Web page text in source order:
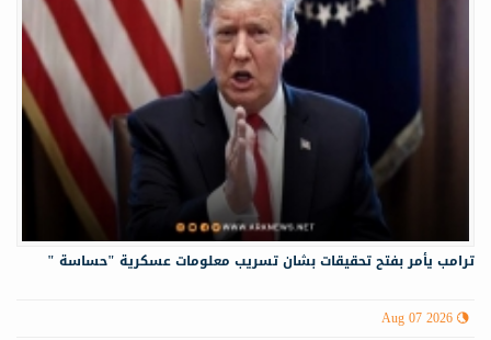
ترامب يأمر بفتح تحقيقات بشان تسريب معلومات عسكرية "حساسة "
Aug 07 2026